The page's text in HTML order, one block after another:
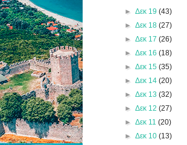
► Δεκ 19 (43)
► Δεκ 18 (27)
► Δεκ 17 (26)
► Δεκ 16 (18)
► Δεκ 15 (35)
► Δεκ 14 (20)
► Δεκ 13 (32)
► Δεκ 12 (27)
► Δεκ 11 (20)
► Δεκ 10 (13)